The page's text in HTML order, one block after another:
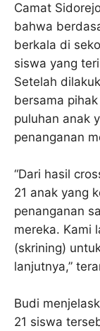
Camat
bahwa
berkala di
siswa yang
Setelah
bersama
puluhan anak
penanganan
“Dari hasil
21 anak yang
penanganan
mereka. Kami
(skrining)
lanjutnya,”
Budi
21 siswa